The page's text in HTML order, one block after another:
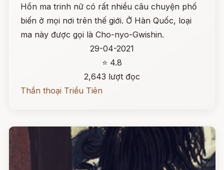
Hồn ma trinh nữ có rất nhiều câu chuyện phố
biến ở mọi nơi trên thế giới. Ở Hàn Quốc, loại
ma này được gọi là Cho-nyo-Gwishin.
29-04-2021
⭐ 4.8
2,643 lượt đọc
Thần thoại Triều Tiên